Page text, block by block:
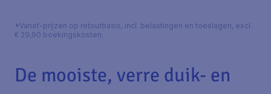
*Vanaf-prijzen op retourbasis, incl. belastingen en toeslagen, excl.
€ 29,90 boekingskosten.
De mooiste, verre duik- en